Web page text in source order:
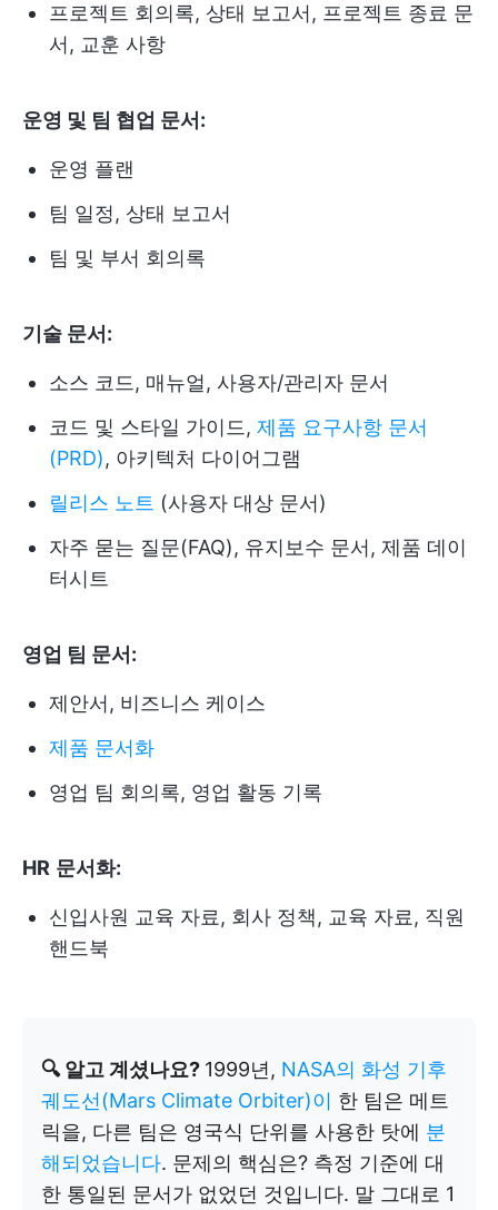
프로젝트 회의록, 상태 보고서, 프로젝트 종료 문
서, 교훈 사항
운영 및 팀 협업 문서:
운영 플랜
팀 일정, 상태 보고서
팀 및 부서 회의록
기술 문서:
소스 코드, 매뉴얼, 사용자/관리자 문서
코드 및 스타일 가이드, 제품 요구사항 문서
(PRD), 아키텍처 다이어그램
릴리스 노트 (사용자 대상 문서)
자주 묻는 질문(FAQ), 유지보수 문서, 제품 데이
터시트
영업 팀 문서:
제안서, 비즈니스 케이스
제품 문서화
영업 팀 회의록, 영업 활동 기록
HR 문서화:
신입사원 교육 자료, 회사 정책, 교육 자료, 직원
핸드북
🔍 알고 계셨나요? 1999년, NASA의 화성 기후
궤도선(Mars Climate Orbiter)이 한 팀은 메트
릭을, 다른 팀은 영국식 단위를 사용한 탓에 분
해되었습니다. 문제의 핵심은? 측정 기준에 대
한 통일된 문서가 없었던 것입니다. 말 그대로 1